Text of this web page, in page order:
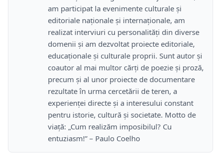
am participat la evenimente culturale și
editoriale naționale și internaționale, am
realizat interviuri cu personalități din diverse
domenii și am dezvoltat proiecte editoriale,
educaționale și culturale proprii. Sunt autor și
coautor al mai multor cărți de poezie și proză,
precum și al unor proiecte de documentare
rezultate în urma cercetării de teren, a
experienței directe și a interesului constant
pentru istorie, cultură și societate. Motto de
viață: „Cum realizăm imposibilul? Cu
entuziasm!” – Paulo Coelho